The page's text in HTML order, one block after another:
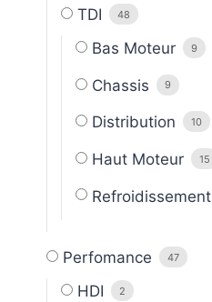
TDI 48
Bas Moteur 9
Chassis 9
Distribution 10
Haut Moteur 15
Refroidissement
Perfomance 47
HDI 2